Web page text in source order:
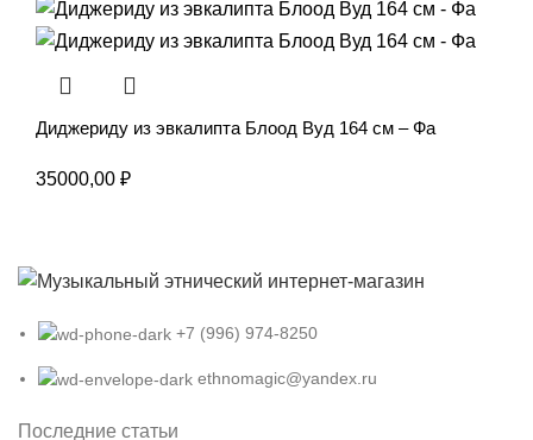
Диджериду из эвкалипта Блоод Вуд 164 см – Фа
35000,00 ₽
+7 (996) 974-8250
ethnomagic@yandex.ru
Последние статьи